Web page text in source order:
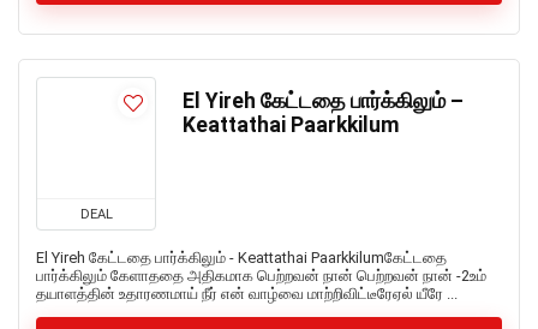
DEAL
El Yireh கேட்டதை பார்க்கிலும் –
Keattathai Paarkkilum
El Yireh கேட்டதை பார்க்கிலும் - Keattathai Paarkkilumகேட்டதை
பார்க்கிலும் கேளாததை அதிகமாக பெற்றவன் நான் பெற்றவன் நான் -2உம்
தயாளத்தின் உதாரணமாய் நீர் என் வாழ்வை மாற்றிவிட்டீரேஏல் யீரே ...